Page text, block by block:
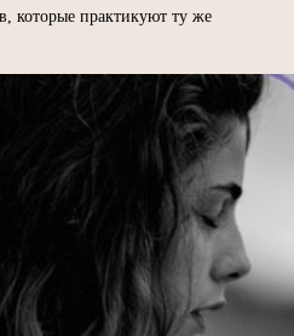
которые практикуют ту же